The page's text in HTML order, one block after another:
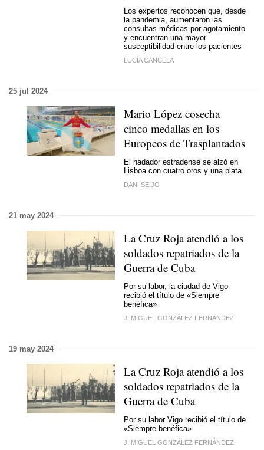
Los expertos reconocen que, desde
la pandemia, aumentaron las
consultas médicas por agotamiento
y encuentran una mayor
susceptibilidad entre los pacientes
LUCÍA CANCELA
25 jul 2024
Mario López cosecha
cinco medallas en los
Europeos de Trasplantados
El nadador estradense se alzó en
Lisboa con cuatro oros y una plata
DANI SEIJO
21 may 2024
La Cruz Roja atendió a los
soldados repatriados de la
Guerra de Cuba
Por su labor, la ciudad de Vigo
recibió el título de «Siempre
benéfica»
J. MIGUEL GONZÁLEZ FERNÁNDEZ
19 may 2024
La Cruz Roja atendió a los
soldados repatriados de la
Guerra de Cuba
Por su labor Vigo recibió el título de
«Siempre benéfica»
J. MIGUEL GONZÁLEZ FERNÁNDEZ